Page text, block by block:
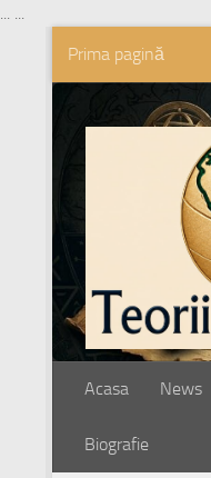
... ...
Skip to content
Prima pagină
Acasa News
Biografie